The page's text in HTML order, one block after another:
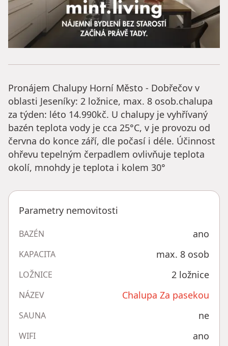
Pronájem Chalupy Horní Město - Dobřečov v
oblasti Jeseníky: 2 ložnice, max. 8 osob.chalupa
za týden: léto 14.990kč. U chalupy je vyhřívaný
bazén teplota vody je cca 25°C, v je provozu od
června do konce září, dle počasí i déle. Účinnost
ohřevu tepelným čerpadlem ovlivňuje teplota
okolí, mnohdy je teplota i kolem 30°
Parametry nemovitosti
BAZÉN ano
KAPACITA max. 8 osob
LOŽNICE 2 ložnice
NÁZEV Chalupa Za pasekou
SAUNA ne
WIFI ano